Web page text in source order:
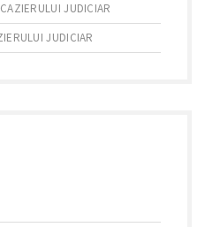
JUDICIAR
JUDICIAR